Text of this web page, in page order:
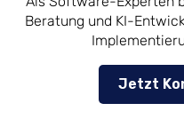
Beratung und KI-
Jetzt